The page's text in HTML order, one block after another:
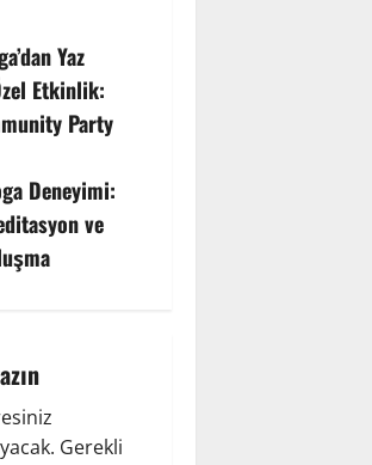
Yaz
Etkinlik:
Party
Deneyimi:
ve
Gerekli